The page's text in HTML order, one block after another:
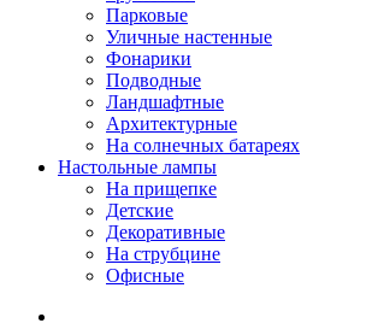
Парковые
Уличные настенные
Фонарики
Подводные
Ландшафтные
Архитектурные
На солнечных батареях
Настольные лампы
На прищепке
Детские
Декоративные
На струбцине
Офисные